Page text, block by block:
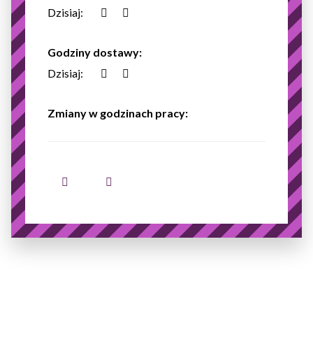
Dzisiaj:
Godziny dostawy:
Dzisiaj:
Zmiany w godzinach pracy: